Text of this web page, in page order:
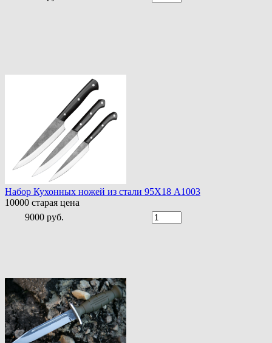
Набор Кухонных ножей из стали 95Х18 A1003
10000 старая цена
9000 руб.